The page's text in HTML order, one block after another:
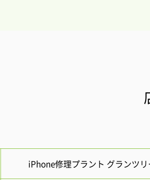
iPhone修理プラント グランツ